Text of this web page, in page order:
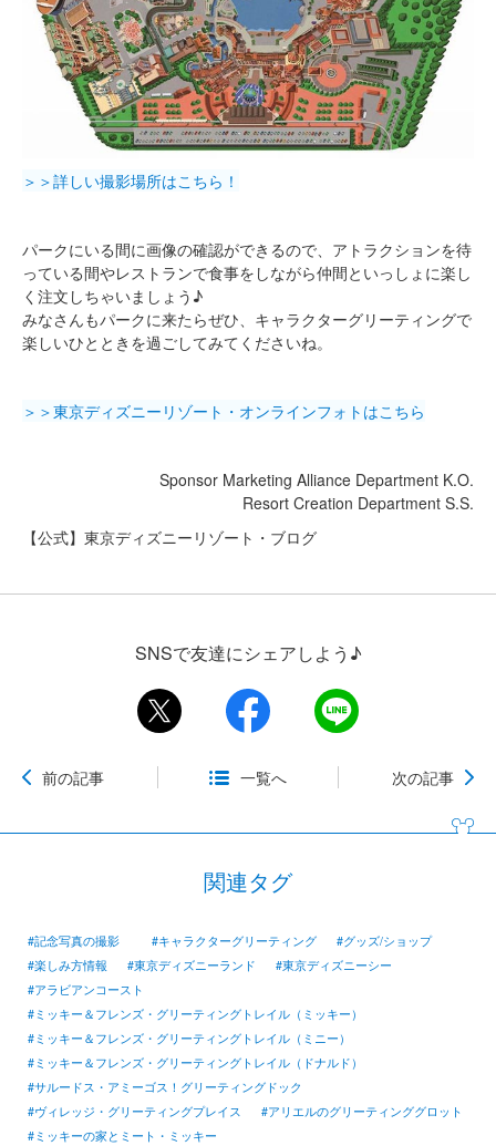
＞＞詳しい撮影場所はこちら！
パークにいる間に画像の確認ができるので、アトラクションを待
っている間やレストランで食事をしながら仲間といっしょに楽し
く注文しちゃいましょう♪
みなさんもパークに来たらぜひ、キャラクターグリーティングで
楽しいひとときを過ごしてみてくださいね。
＞＞東京ディズニーリゾート・オンラインフォトはこちら
Sponsor Marketing Alliance Department K.O.
Resort Creation Department S.S.
【公式】東京ディズニーリゾート・ブログ
SNSで友達にシェアしよう♪
前の記事 一覧へ 次の記事
関連タグ
#記念写真の撮影 #キャラクターグリーティング
#グッズ/ショップ
#楽しみ方情報
#東京ディズニーランド
#東京ディズニーシー
#アラビアンコースト
#ミッキー＆フレンズ・グリーティングトレイル（ミッキー）
#ミッキー＆フレンズ・グリーティングトレイル（ミニー）
#ミッキー＆フレンズ・グリーティングトレイル（ドナルド）
#サルードス・アミーゴス！グリーティングドック
#ヴィレッジ・グリーティングプレイス
#アリエルのグリーティンググロット
#ミッキーの家とミート・ミッキー